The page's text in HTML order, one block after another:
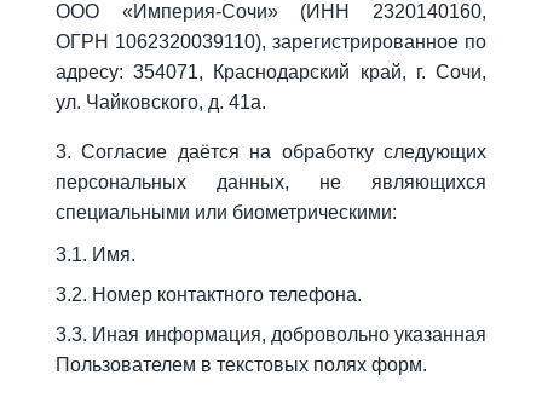
ООО «Империя-Сочи» (ИНН 2320140160,
ОГРН 1062320039110), зарегистрированное по
адресу: 354071, Краснодарский край, г. Сочи,
ул. Чайковского, д. 41а.
3. Согласие даётся на обработку следующих
персональных данных, не являющихся
специальными или биометрическими:
3.1. Имя.
3.2. Номер контактного телефона.
3.3. Иная информация, добровольно указанная
Пользователем в текстовых полях форм.
Я даю согласие ООО «Империя-Сочи» на обработку моих